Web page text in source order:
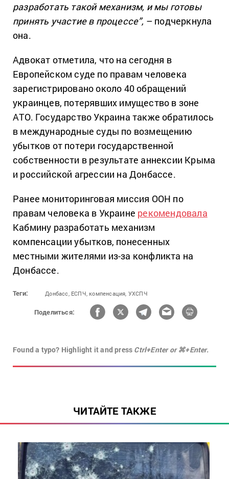
разработать такой механизм, и мы готовы
принять участие в процессе”, – подчеркнула
она.
Адвокат отметила, что на сегодня в
Европейском суде по правам человека
зарегистрировано около 40 обращений
украинцев, потерявших имущество в зоне
АТО. Государство Украина также обратилось
в международные суды по возмещению
убытков от потери государственной
собственности в результате аннексии Крыма
и российской агрессии на Донбассе.
Ранее мониторинговая миссия ООН по
правам человека в Украине рекомендовала
Кабмину разработать механизм
компенсации убытков, понесенных
местными жителями из-за конфликта на
Донбассе.
Теги: Донбасс, ЕСПЧ, компенсация, УХСПЧ
Поделиться:
Found a typo? Highlight it and press Ctrl+Enter or ⌘+Enter.
ЧИТАЙТЕ ТАКЖЕ